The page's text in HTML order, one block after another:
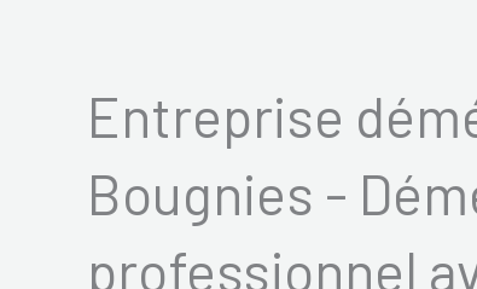
Entreprise
Bougnies -
professionnel